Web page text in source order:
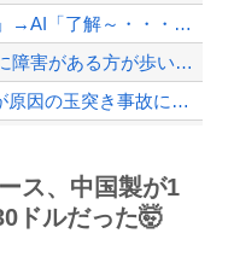
Powered by livedoor 相互RSS
人間様「バックアップとって」→AI「了解～・・・あ、間違えた」→ガチで洒落になら...
母と一緒の時に、明らかに足に障害がある方が歩いていた。母「なんであんな歩き方なの...
【動画】首都高で4tトラックが原因の玉突き事故に巻き込まれた軽バンの車載。
アガサ博士「今日はみんなでうなぎを食べに行くぞい」
ス、中国製が1
ドルだった🤯